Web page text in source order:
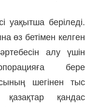
уақытша беріледі.
өз бетімен келген
алу үшін
бере
шегінен тыс
қандас